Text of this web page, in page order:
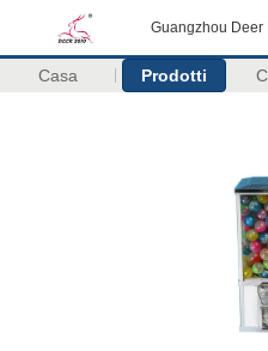
Guangzhou Deer
Casa Prodotti